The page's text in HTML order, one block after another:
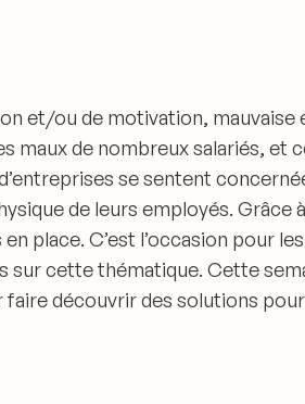
et/ou de motivation, mauvaise
maux de nombreux salariés, et
se sentent
de leurs employés. Grâce
place. C’est l’occasion pour
sur cette thématique. Cette
découvrir des solutions